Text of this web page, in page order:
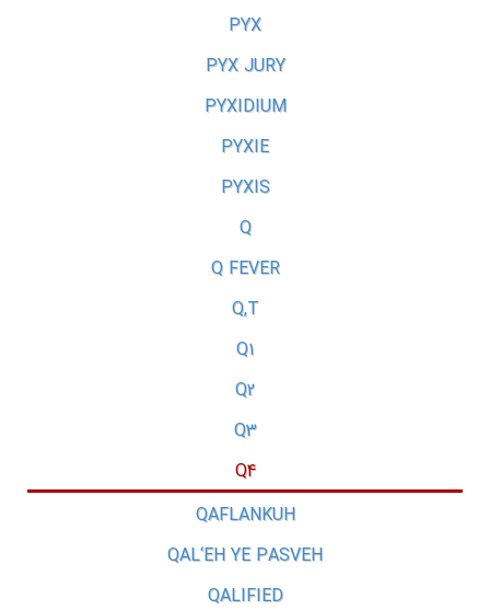
PYX
PYX JURY
PYXIDIUM
PYXIE
PYXIS
Q
Q FEVER
Q,T
Q1
Q2
Q3
Q4
QAFLANKUH
QAL‘EH YE PASVEH
QALIFIED